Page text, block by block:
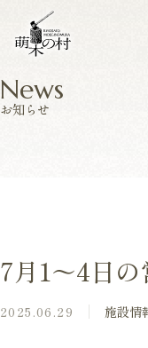
News
お知らせ
7月1～4日
2025.06.29 施設情